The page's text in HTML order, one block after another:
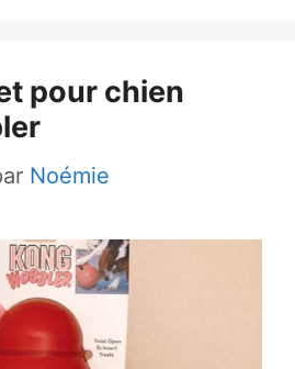
pour chien
Noémie